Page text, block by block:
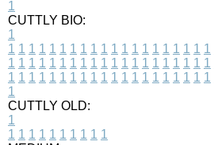
1
CUTTLY BIO:
1
1 1 1 1 1 1 1 1 1 1 1 1 1 1 1 1 1 1 1 1
1 1 1 1 1 1 1 1 1 1 1 1 1 1 1 1 1 1 1 1
1 1 1 1 1 1 1 1 1 1 1 1 1 1 1 1 1 1 1 1
1
CUTTLY OLD:
1
1 1 1 1 1 1 1 1 1 1